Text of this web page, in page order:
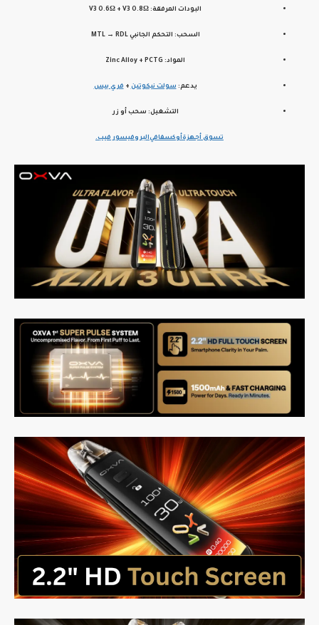
البودات المرفقة:
السحب: التحكم الجانبي MTL → RDL
المواد:
يدعم: سولت نيكوتين+فري بيس
التشغيل: سحب أو زر
تسوق أجهزةأوكسفافيالبروفيسور فيب.